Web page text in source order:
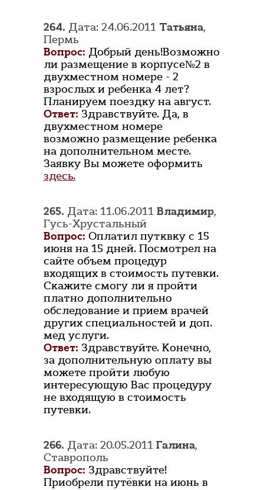
264. Дата: 24.06.2011 Татьяна,
Пермь
Вопрос: Добрый день!Возможно
ли размещение в корпусе№2 в
двухместном номере - 2
взрослых и ребенка 4 лет?
Планируем поездку на август.
Ответ: Здравствуйте. Да, в
двухместном номере
возможно размещение ребенка
на дополнительном месте.
Заявку Вы можете оформить
здесь.
265. Дата: 11.06.2011 Владимир,
Гусь-Хрустальный
Вопрос: Оплатил путквку с 15
июня на 15 дней. Посмотрел на
сайте объем процедур
входящих в стоимость путевки.
Скажите смогу ли я пройти
платно дополнительно
обследование и прием врачей
других специальностей и доп.
мед услуги.
Ответ: Здравствуйте. Конечно,
за дополнительную оплату вы
можете пройти любую
интересующую Вас процедуру
не входящую в стоимость
путевки.
266. Дата: 20.05.2011 Галина,
Ставрополь
Вопрос: Здравствуйте!
Приобрели путёвки на июнь в